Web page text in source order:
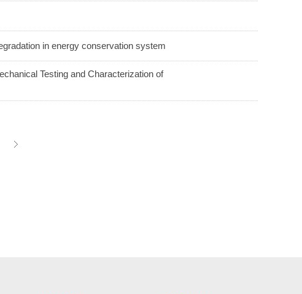
in energy conservation system
Testing and Characterization of